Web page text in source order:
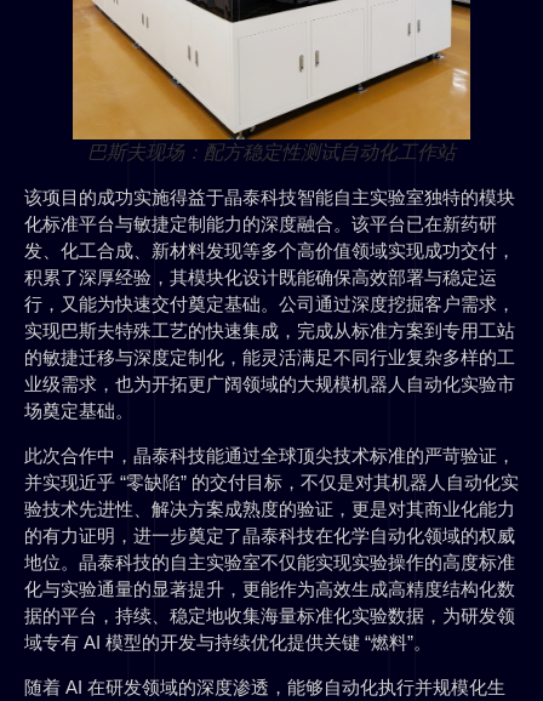
巴斯夫现场：配方稳定性测试自动化工作站
该项目的成功实施得益于晶泰科技智能自主实验室独特的模块
化标准平台与敏捷定制能力的深度融合。该平台已在新药研
发、化工合成、新材料发现等多个高价值领域实现成功交付，
积累了深厚经验，其模块化设计既能确保高效部署与稳定运
行，又能为快速交付奠定基础。公司通过深度挖掘客户需求，
实现巴斯夫特殊工艺的快速集成，完成从标准方案到专用工站
的敏捷迁移与深度定制化，能灵活满足不同行业复杂多样的工
业级需求，也为开拓更广阔领域的大规模机器人自动化实验市
场奠定基础。
此次合作中，晶泰科技能通过全球顶尖技术标准的严苛验证，
并实现近乎 “零缺陷” 的交付目标，不仅是对其机器人自动化实
验技术先进性、解决方案成熟度的验证，更是对其商业化能力
的有力证明，进一步奠定了晶泰科技在化学自动化领域的权威
地位。晶泰科技的自主实验室不仅能实现实验操作的高度标准
化与实验通量的显著提升，更能作为高效生成高精度结构化数
据的平台，持续、稳定地收集海量标准化实验数据，为研发领
域专有 AI 模型的开发与持续优化提供关键 “燃料”。
随着 AI 在研发领域的深度渗透，能够自动化执行并规模化生